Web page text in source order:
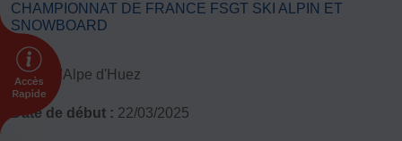
ÉTHIQUE SPORTIVE
Signalement violences sexistes et sexuelles
Protéger les pratiquant.es
Prévenir les discriminations
Agir contre le dopage et les conduites dopantes
CHAMPIONNAT DE FRANCE FSGT SKI ALPIN ET
SNOWBOARD
Lieu : L'Alpe d'Huez
Date de début : 22/03/2025